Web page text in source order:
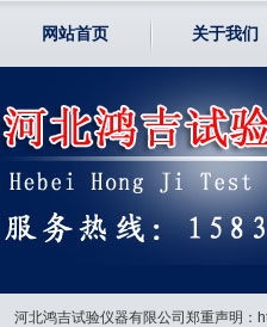
网站首页 关于我们
河北鸿吉试验仪器有限公司郑重声明：